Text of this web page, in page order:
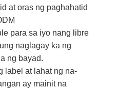
at oras ng paghahatid
para sa iyo nang libre
naglagay ka ng
ng bayad.
label at lahat ng na-
ay mainit na